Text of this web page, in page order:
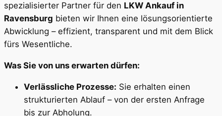
spezialisierter Partner für den LKW Ankauf in
Ravensburg bieten wir Ihnen eine lösungsorientierte
Abwicklung – effizient, transparent und mit dem Blick
fürs Wesentliche.
Was Sie von uns erwarten dürfen:
Verlässliche Prozesse: Sie erhalten einen
strukturierten Ablauf – von der ersten Anfrage
bis zur Abholung.